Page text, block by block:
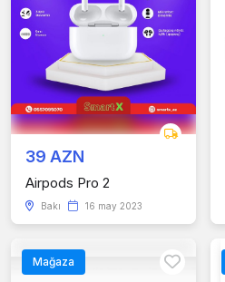
39 AZN
Airpods Pro 2
Bakı 16 may 2023
Mağaza